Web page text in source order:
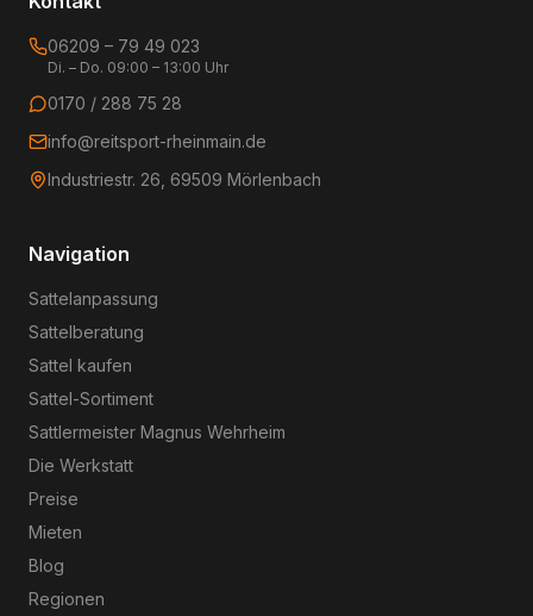
06209 – 79 49 023
Di. – Do. 09:00 – 13:00 Uhr
0170 / 288 75 28
info@reitsport-rheinmain.de
Industriestr. 26, 69509 Mörlenbach
Navigation
Sattelanpassung
Sattelberatung
Sattel kaufen
Sattel-Sortiment
Sattlermeister Magnus Wehrheim
Die Werkstatt
Preise
Mieten
Blog
Regionen